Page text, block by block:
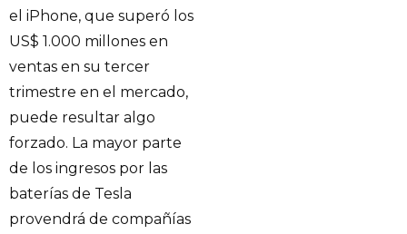
el iPhone, que superó los
US$ 1.000 millones en
ventas en su tercer
trimestre en el mercado,
puede resultar algo
forzado. La mayor parte
de los ingresos por las
baterías de Tesla
provendrá de compañías